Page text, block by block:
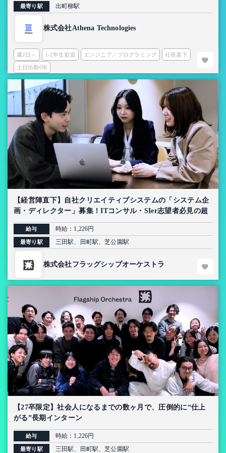
最寄り駅 出町柳駅
株式会社Athena Technologies
週2日～ 1-2年生歓迎 エンジニア／プログラミング 社長直下
土日出勤OK
【経営陣直下】自社クリエイティブシステムの「システム企
画・ディレクター」募集！ITコンサル・SIer志望者必見の超
上流インターン【AI導入プロジェクト】
給与 時給：1,226円
最寄り駅 三田駅、田町駅、芝公園駅
株式会社フラッグシップオーケストラ
【27卒限定】社会人になるまでの数ヶ月で、圧倒的に“仕上
がる”長期インターン
給与 時給：1,226円
最寄り駅 三田駅、田町駅、芝公園駅